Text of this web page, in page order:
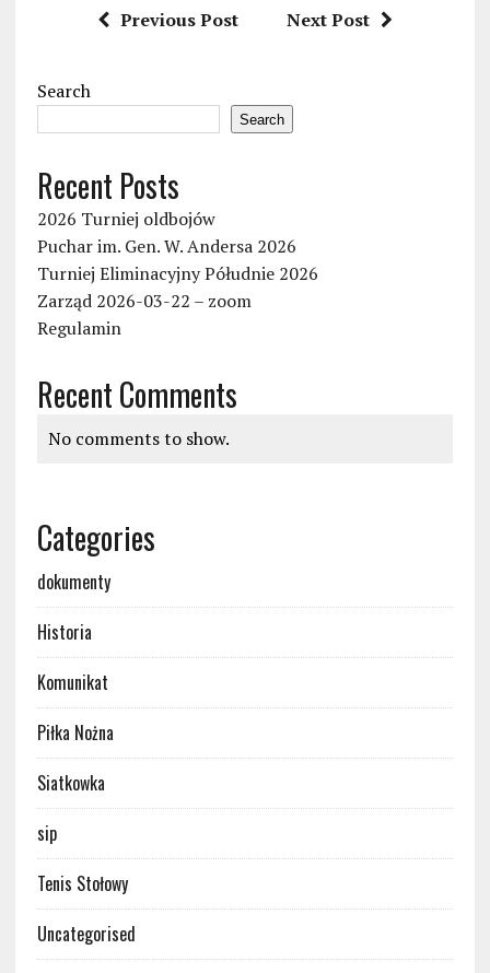
Previous Post Next Post
Search
Search
Recent Posts
2026 Turniej oldbojów
Puchar im. Gen. W. Andersa 2026
Turniej Eliminacyjny Półudnie 2026
Zarząd 2026-03-22 – zoom
Regulamin
Recent Comments
No comments to show.
Categories
dokumenty
Historia
Komunikat
Piłka Nożna
Siatkowka
sip
Tenis Stołowy
Uncategorised